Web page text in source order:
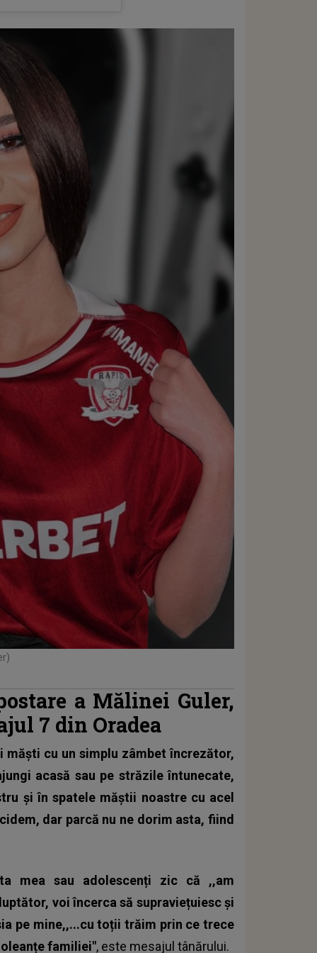
a Mălinei Guler,
7 din Oradea
măști cu un simplu zâmbet încrezător,
acasă sau pe străzile întunecate,
și în spatele măștii noastre cu acel
dar parcă nu ne dorim asta, fiind
mea sau adolescenți zic că ,,am
voi încerca să supraviețuiesc și
pe mine,,...cu toții trăim prin ce trece
familiei", este mesajul tânărului.